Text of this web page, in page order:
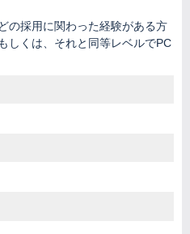
の採用に関わった経験がある方
しくは、それと同等レベルでPC